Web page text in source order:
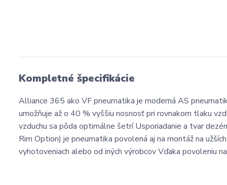
Kompletné špecifikácie
Alliance 365 ako VF pneumatika je moderná AS
umožňuje až o 40 % vyššiu nosnosť pri rovnakom tlaku
vzduchu sa pôda optimálne šetrí Usporiadanie a tvar
Rim Option) je pneumatika povolená aj na montáž na
vyhotoveniach alebo od iných výrobcov Vďaka povoleniu